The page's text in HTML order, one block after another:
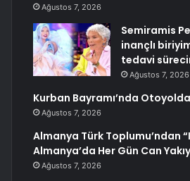
Ağustos 7, 2026
Semiramis
inançlı
tedavi
Ağustos 7, 2026
Kurban Bayramı’nda
Ağustos 7, 2026
Almanya Türk Toplumu’ndan
Almanya’da Her Gün Can
Ağustos 7, 2026